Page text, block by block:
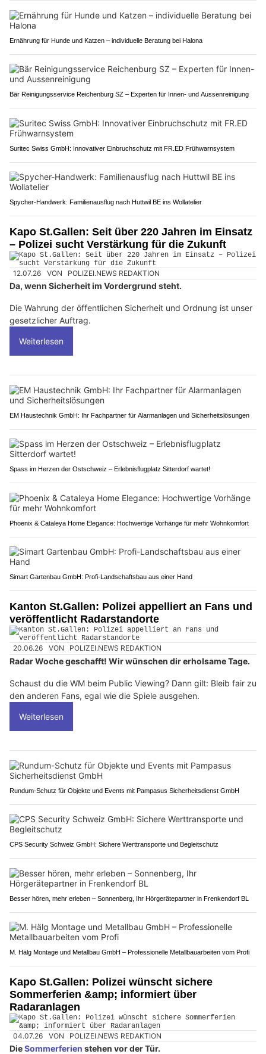
Ernährung für Hunde und Katzen – individuelle Beratung bei Halona
Bär Reinigungsservice Reichenburg SZ – Experten für Innen- und Aussenreinigung
Suritec Swiss GmbH: Innovativer Einbruchschutz mit FR.ED Frühwarnsystem
Spycher-Handwerk: Familienausflug nach Huttwil BE ins Wollatelier
Kapo St.Gallen: Seit über 220 Jahren im Einsatz
– Polizei sucht Verstärkung für die Zukunft
12.07.26 VON POLIZEI.NEWS REDAKTION
Da, wenn Sicherheit im Vordergrund steht.
Die Wahrung der öffentlichen Sicherheit und Ordnung ist unser
gesetzlicher Auftrag.
Weiterlesen
EM Haustechnik GmbH: Ihr Fachpartner für Alarmanlagen und Sicherheitslösungen
Spass im Herzen der Ostschweiz – Erlebnisflugplatz Sitterdorf wartet!
Phoenix & Cataleya Home Elegance: Hochwertige Vorhänge für mehr Wohnkomfort
Simart Gartenbau GmbH: Profi-Landschaftsbau aus einer Hand
Kanton St.Gallen: Polizei appelliert an Fans und
veröffentlicht Radarstandorte
20.06.26 VON POLIZEI.NEWS REDAKTION
Radar Woche geschafft! Wir wünschen dir erholsame Tage.
Schaust du die WM beim Public Viewing? Dann gilt: Bleib fair zu
den anderen Fans, egal wie die Spiele ausgehen.
Weiterlesen
Rundum-Schutz für Objekte und Events mit Pampasus Sicherheitsdienst GmbH
CPS Security Schweiz GmbH: Sichere Werttransporte und Begleitschutz
Besser hören, mehr erleben – Sonnenberg, Ihr Hörgerätepartner in Frenkendorf BL
M. Hälg Montage und Metallbau GmbH – Professionelle Metallbauarbeiten vom Profi
Kapo St.Gallen: Polizei wünscht sichere
Sommerferien &amp; informiert über
Radaranlagen
04.07.26 VON POLIZEI.NEWS REDAKTION
DieSommerferien stehen vor der Tür.